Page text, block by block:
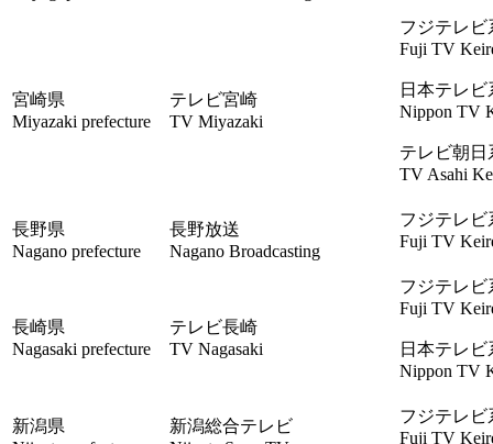
宮崎県
Miyazaki prefecture
テレビ宮崎
TV Miyazaki
フジテレビ
Fuji TV
日本テレビ
Nippon TV
テレビ朝日
TV Asahi
長野県
Nagano prefecture
長野放送
Nagano Broadcasting
フジテレビ
Fuji TV
長崎県
Nagasaki prefecture
テレビ長崎
TV Nagasaki
フジテレビ
Fuji TV
日本テレビ
Nippon TV
新潟県
新潟総合テレビ
フジテレビ
Fuji TV